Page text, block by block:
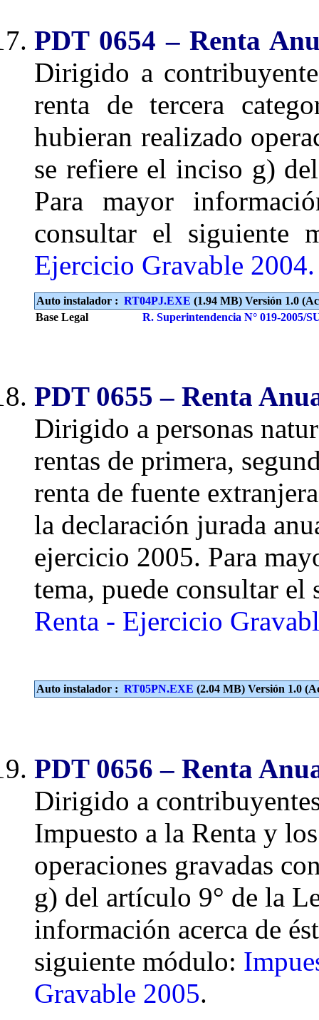
PDT 0654 – Renta
Dirigido a
renta de tercera
hubieran realizado
se refiere el inciso g)
Para mayor
consultar el siguiente
Ejercicio Gravable 2004.
Auto instalador : RT04PJ.EXE (1.94 MB) Versión 1.0
Base Legal
R. Superintendencia N° 019-2005/
PDT 0655 – Renta
Dirigido a personas
rentas de primera,
renta de fuente
la declaración jurada
ejercicio 2005. Para
tema, puede consultar
Renta - Ejercicio
Auto instalador : RT05PN.EXE (2.04 MB) Versión 1.0
PDT 0656 – Renta
Dirigido a
Impuesto a la Renta y
operaciones gravadas
g) del artículo 9° de la
información acerca de
siguiente módulo:
Gravable 2005.